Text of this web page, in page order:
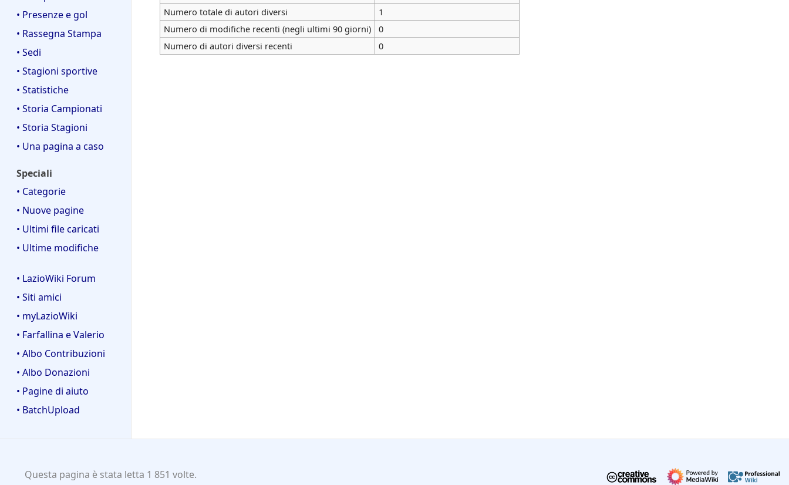
• Presenze e gol
• Rassegna Stampa
• Sedi
• Stagioni sportive
• Statistiche
• Storia Campionati
• Storia Stagioni
• Una pagina a caso
Speciali
• Categorie
• Nuove pagine
• Ultimi file caricati
• Ultime modifiche
• LazioWiki Forum
• Siti amici
• myLazioWiki
• Farfallina e Valerio
• Albo Contribuzioni
• Albo Donazioni
• Pagine di aiuto
• BatchUpload
Numero totale di autori diversi
1
Numero di modifiche recenti (negli ultimi 90 giorni)
0
Numero di autori diversi recenti
0
Questa pagina è stata letta 1 851 volte.